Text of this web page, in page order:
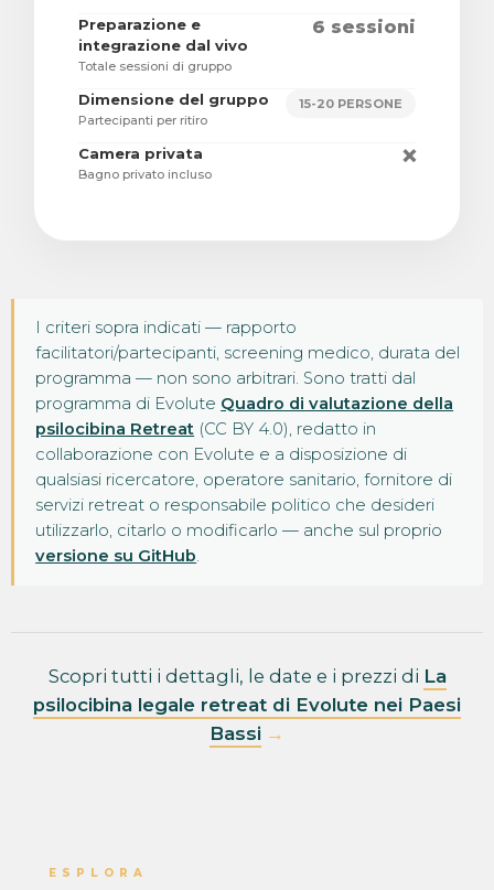
Preparazione e
integrazione dal vivo
Totale sessioni di gruppo
6 sessioni
Dimensione del gruppo
Partecipanti per ritiro
15-20 PERSONE
Camera privata
Bagno privato incluso
❌
I criteri sopra indicati — rapporto
facilitatori/partecipanti, screening medico, durata del
programma — non sono arbitrari. Sono tratti dal
programma di Evolute Quadro di valutazione della
psilocibina Retreat (CC BY 4.0), redatto in
collaborazione con Evolute e a disposizione di
qualsiasi ricercatore, operatore sanitario, fornitore di
servizi retreat o responsabile politico che desideri
utilizzarlo, citarlo o modificarlo — anche sul proprio
versione su GitHub.
Scopri tutti i dettagli, le date e i prezzi di La
psilocibina legale retreat di Evolute nei Paesi
Bassi →
ESPLORA